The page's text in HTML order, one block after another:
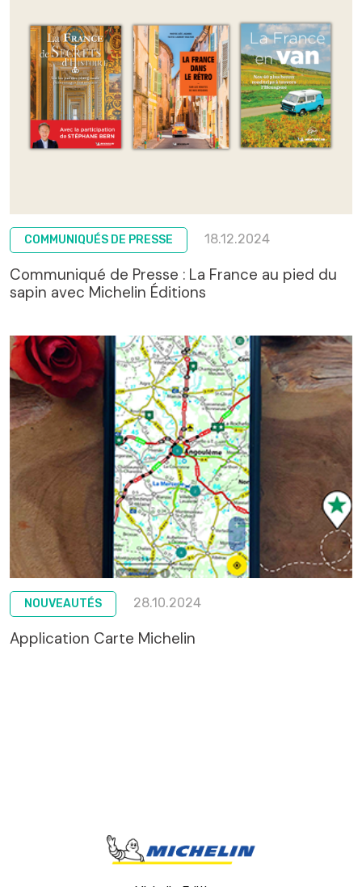
COMMUNIQUÉS DE PRESSE 18.12.2024
Communiqué de Presse : La France au pied du
sapin avec Michelin Éditions
NOUVEAUTÉS 28.10.2024
Application Carte Michelin